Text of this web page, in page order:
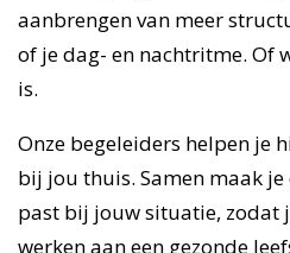
aanbrengen van meer
of je dag- en nachtritme. Of
is.
Onze begeleiders helpen je
bij jou thuis. Samen maak
past bij jouw situatie, zodat
werken aan een gezonde